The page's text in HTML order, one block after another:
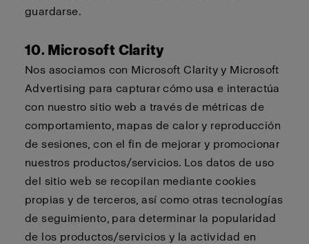
guardarse.
10. Microsoft Clarity
Nos asociamos con Microsoft Clarity y Microsoft
Advertising para capturar cómo usa e interactúa
con nuestro sitio web a través de métricas de
comportamiento, mapas de calor y reproducción
de sesiones, con el fin de mejorar y promocionar
nuestros productos/servicios. Los datos de uso
del sitio web se recopilan mediante cookies
propias y de terceros, así como otras tecnologías
de seguimiento, para determinar la popularidad
de los productos/servicios y la actividad en